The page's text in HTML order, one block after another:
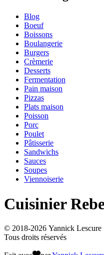
Blog
Boeuf
Boissons
Boulangerie
Burgers
Crèmerie
Desserts
Fermentation
Pain maison
Pizzas
Plats maison
Poisson
Porc
Poulet
Pâtisserie
Sandwichs
Sauces
Soupes
Viennoiserie
Cuisinier
© 2018-2026 Yannick Lescure
Tous droits réservés